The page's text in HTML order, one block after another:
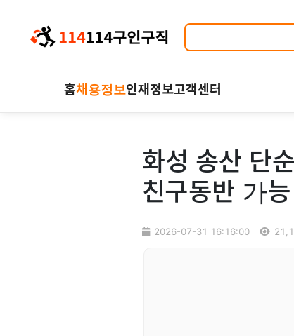
홈채용정보인재정보고객센터
화성 송산 단
친구동반 가능
2026-07-31 16:16:00